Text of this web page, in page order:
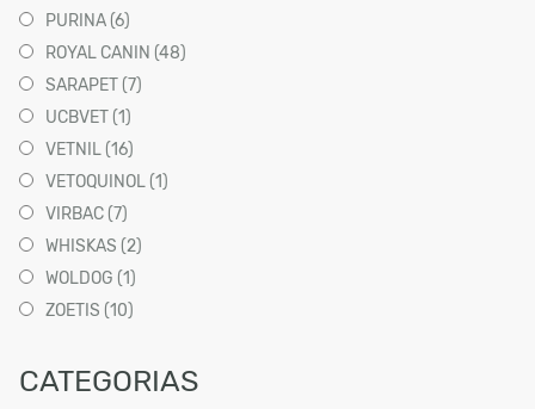
PURINA (6)
ROYAL CANIN (48)
SARAPET (7)
UCBVET (1)
VETNIL (16)
VETOQUINOL (1)
VIRBAC (7)
WHISKAS (2)
WOLDOG (1)
ZOETIS (10)
CATEGORIAS